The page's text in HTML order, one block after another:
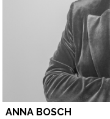
ANNA BOSCH